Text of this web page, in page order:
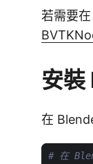
若需要
安
在
# 在